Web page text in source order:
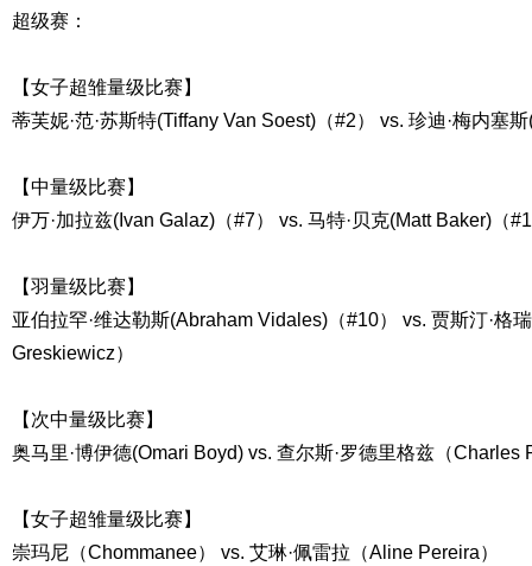
超级赛：
【女子超雏量级比赛】
蒂芙妮·范·苏斯特(Tiffany Van Soest)（#2） vs. 珍迪·梅内塞
【中量级比赛】
伊万·加拉兹(Ivan Galaz)（#7） vs. 马特·贝克(Matt Baker)（
【羽量级比赛】
亚伯拉罕·维达勒斯(Abraham Vidales)（#10） vs. 贾斯汀·格
Greskiewicz）
【次中量级比赛】
奥马里·博伊德(Omari Boyd) vs. 查尔斯·罗德里格兹（Charles
【女子超雏量级比赛】
崇玛尼（Chommanee） vs. 艾琳·佩雷拉（Aline Pereira）